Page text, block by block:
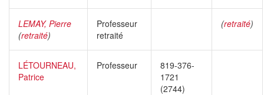
LEMAY, Pierre
(retraité)
Professeur
retraité
(retraité)
LÉTOURNEAU,
Patrice
Professeur
819-376-
1721
(2744)